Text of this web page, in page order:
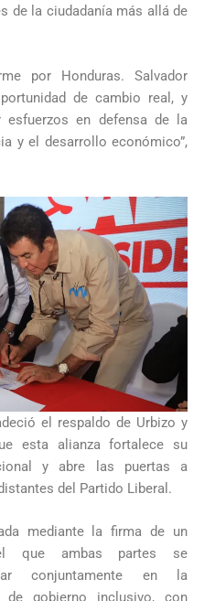
de la ciudadanía más allá de
por Honduras. Salvador
de cambio real, y
en defensa de la
y el desarrollo económico”,
el respaldo de Urbizo y
esta alianza fortalece su
y abre las puertas a
del Partido Liberal.
mediante la firma de un
que ambas partes se
conjuntamente en la